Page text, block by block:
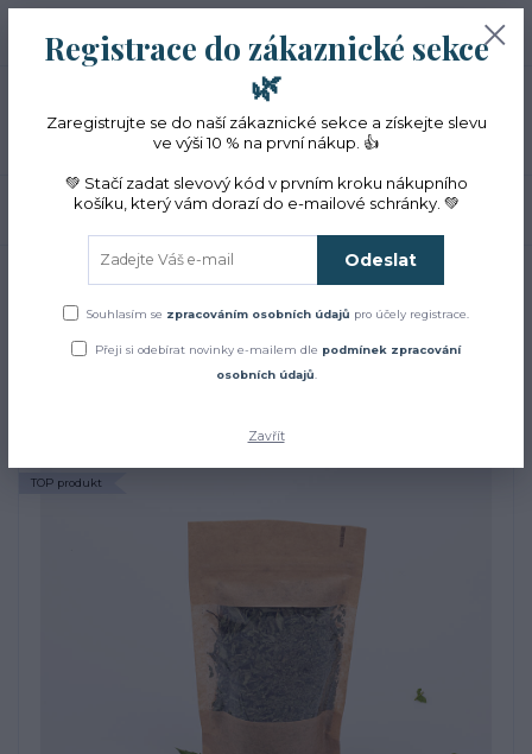
Menu
CZK
Hledat
(Po-Pá, 10-16 hod.)
0ks
0 Kč
Úvod Bylinky BIO máta marocká sušený list
BIO máta marocká sušený
list
TOP produkt
Registrace do zákaznické sekce
🌿
Zaregistrujte se do naší zákaznické sekce a získejte slevu
ve výši 10 % na první nákup. 👍
💚 Stačí zadat slevový kód v prvním kroku nákupního
košíku, který vám dorazí do e-mailové schránky. 💚
Odeslat
Souhlasím se zpracováním osobních údajů pro účely registrace.
Přeji si odebírat novinky e-mailem dle podmínek zpracování
osobních údajů
Zavřít